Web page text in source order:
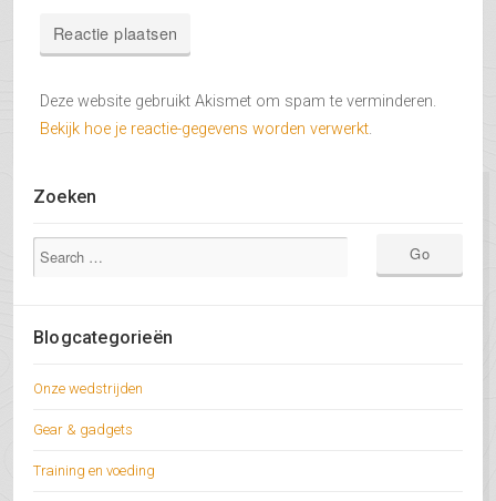
Deze website gebruikt Akismet om spam te verminderen.
Bekijk hoe je reactie-gegevens worden verwerkt.
Zoeken
Blogcategorieën
Onze wedstrijden
Gear & gadgets
Training en voeding